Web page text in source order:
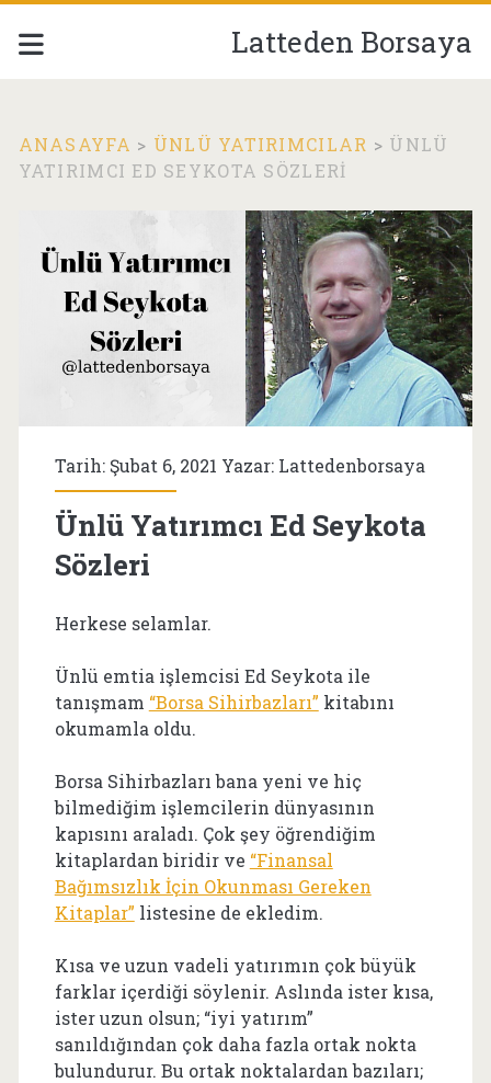
Latteden Borsaya
ANASAYFA > ÜNLÜ YATIRIMCILAR > ÜNLÜ
YATIRIMCI ED SEYKOTA SÖZLERI
Tarih: Şubat 6, 2021 Yazar: Lattedenborsaya
Ünlü Yatırımcı Ed Seykota
Sözleri
Herkese selamlar.
Ünlü emtia işlemcisi Ed Seykota ile
tanışmam “Borsa Sihirbazları” kitabını
okumamla oldu.
Borsa Sihirbazları bana yeni ve hiç
bilmediğim işlemcilerin dünyasının
kapısını araladı. Çok şey öğrendiğim
kitaplardan biridir ve “Finansal
Bağımsızlık İçin Okunması Gereken
Kitaplar” listesine de ekledim.
Kısa ve uzun vadeli yatırımın çok büyük
farklar içerdiği söylenir. Aslında ister kısa,
ister uzun olsun; “iyi yatırım”
sanıldığından çok daha fazla ortak nokta
bulundurur. Bu ortak noktalardan bazıları;